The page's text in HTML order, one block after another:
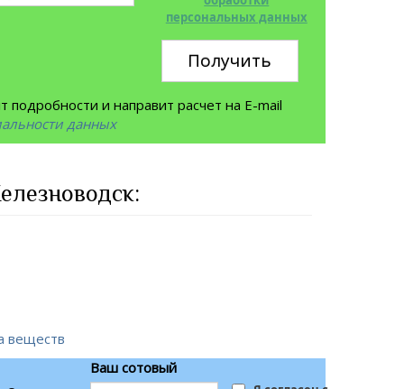
персональных данных
Получить
и направит расчет на E-mail
данных
веществ
Ваш сотовый